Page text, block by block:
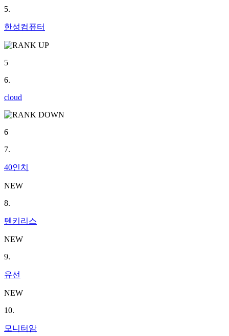
5.
한성컴퓨터
5
6.
cloud
6
7.
40인치
NEW
8.
텐키리스
NEW
9.
유선
NEW
10.
모니터암